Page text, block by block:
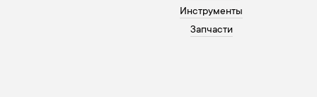
Инструменты
Запчасти